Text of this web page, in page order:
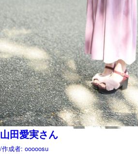
山田愛実さん
/作成者: ooooosu